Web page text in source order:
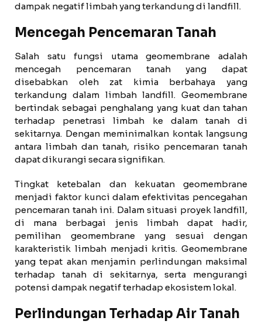
dampak negatif limbah yang terkandung di landfill.
Mencegah Pencemaran Tanah
Salah satu fungsi utama geomembrane adalah
mencegah pencemaran tanah yang dapat
disebabkan oleh zat kimia berbahaya yang
terkandung dalam limbah landfill. Geomembrane
bertindak sebagai penghalang yang kuat dan tahan
terhadap penetrasi limbah ke dalam tanah di
sekitarnya. Dengan meminimalkan kontak langsung
antara limbah dan tanah, risiko pencemaran tanah
dapat dikurangi secara signifikan.
Tingkat ketebalan dan kekuatan geomembrane
menjadi faktor kunci dalam efektivitas pencegahan
pencemaran tanah ini. Dalam situasi proyek landfill,
di mana berbagai jenis limbah dapat hadir,
pemilihan geomembrane yang sesuai dengan
karakteristik limbah menjadi kritis. Geomembrane
yang tepat akan menjamin perlindungan maksimal
terhadap tanah di sekitarnya, serta mengurangi
potensi dampak negatif terhadap ekosistem lokal.
Perlindungan Terhadap Air Tanah